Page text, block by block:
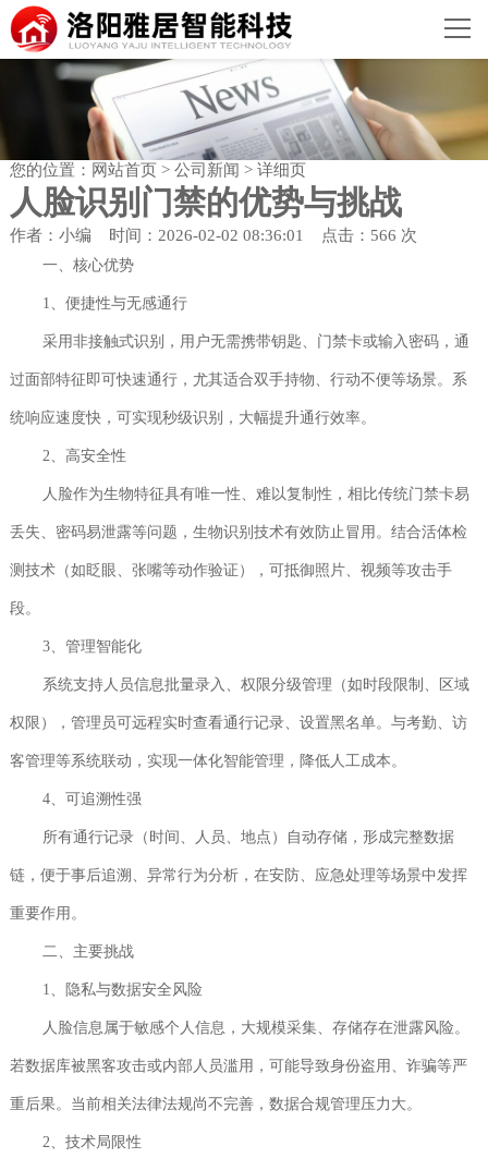
您的位置： 网站首页> 公司新闻 > 详细页
人脸识别门禁的优势与挑战
作者：小编 时间：2026-02-02 08:36:01 点击：566 次
一、核心优势
1、便捷性与无感通行
采用非接触式识别，用户无需携带钥匙、门禁卡或输入密码，通
过面部特征即可快速通行，尤其适合双手持物、行动不便等场景。系
统响应速度快，可实现秒级识别，大幅提升通行效率。
2、高安全性
人脸作为生物特征具有唯一性、难以复制性，相比传统门禁卡易
丢失、密码易泄露等问题，生物识别技术有效防止冒用。结合活体检
测技术（如眨眼、张嘴等动作验证），可抵御照片、视频等攻击手
段。
3、管理智能化
系统支持人员信息批量录入、权限分级管理（如时段限制、区域
权限），管理员可远程实时查看通行记录、设置黑名单。与考勤、访
客管理等系统联动，实现一体化智能管理，降低人工成本。
4、可追溯性强
所有通行记录（时间、人员、地点）自动存储，形成完整数据
链，便于事后追溯、异常行为分析，在安防、应急处理等场景中发挥
重要作用。
二、主要挑战
1、隐私与数据安全风险
人脸信息属于敏感个人信息，大规模采集、存储存在泄露风险。
若数据库被黑客攻击或内部人员滥用，可能导致身份盗用、诈骗等严
重后果。当前相关法律法规尚不完善，数据合规管理压力大。
2、技术局限性